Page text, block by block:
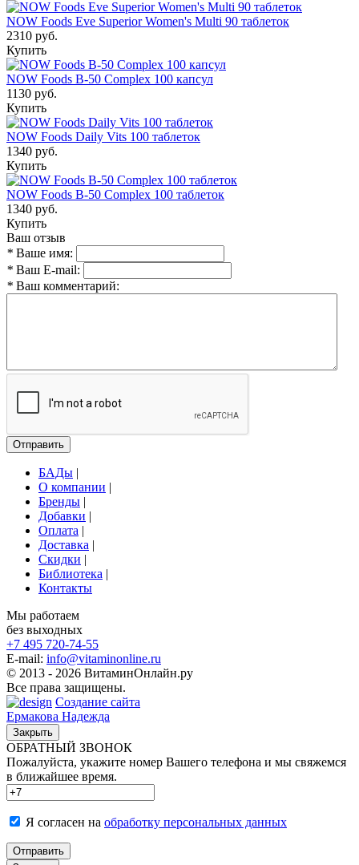
NOW Foods Eve Superior Women's Multi 90 таблеток
2310 руб.
Купить
NOW Foods B-50 Complex 100 капсул
1130 руб.
Купить
NOW Foods Daily Vits 100 таблеток
1340 руб.
Купить
NOW Foods B-50 Complex 100 таблеток
1340 руб.
Купить
Ваш отзыв
* Ваше имя:
* Ваш E-mail:
* Ваш комментарий:
Отправить
БАДы |
О компании |
Бренды |
Добавки |
Оплата |
Доставка |
Скидки |
Библиотека |
Контакты
Мы работаем
без выходных
+7 495 720-74-55
E-mail: info@vitaminonline.ru
© 2013 - 2026 ВитаминОнлайн.ру
Все права защищены.
Создание сайта
Ермакова Надежда
Закрыть
ОБРАТНЫЙ ЗВОНОК
Пожалуйста, укажите номер Вашего телефона и мы свяжемся
в ближайшее время.
Я согласен на обработку персональных данных
Отправить